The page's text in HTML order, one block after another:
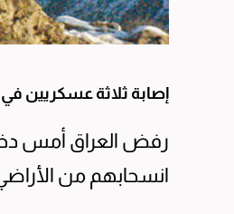
إصابة ثلاثة عسكريين في
رفض العراق أمس
انسحابهم من